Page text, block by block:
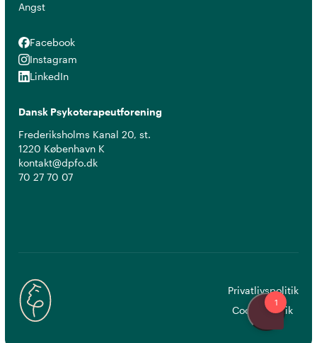
Angst
Facebook
Facebook
Instagram
Instagram
LinkedIn
LinkedIn
Dansk Psykoterapeutforening
Frederiksholms Kanal 20, st.
1220 København K
kontakt@dpfo.dk
70 27 70 07
Privatlivspolitik
Cookiepolitik